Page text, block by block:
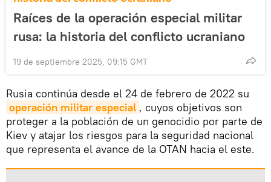
Raíces de la operación especial militar
rusa: la historia del conflicto ucraniano
19 de septiembre 2025, 09:15 GMT
Rusia continúa desde el 24 de febrero de 2022 su
operación militar especial , cuyos objetivos son
proteger a la población de un genocidio por parte de
Kiev y atajar los riesgos para la seguridad nacional
que representa el avance de la OTAN hacia el este.